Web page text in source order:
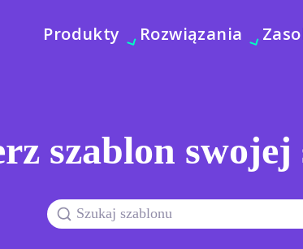
Produkty Rozwiązania
szablon